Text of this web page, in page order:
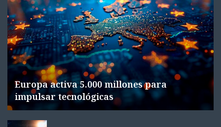
Europa activa 5.000 millones para
impulsar tecnológicas